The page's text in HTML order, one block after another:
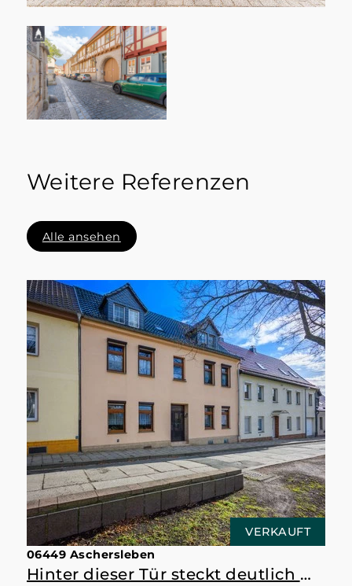
Weitere Referenzen
Alle ansehen
VERKAUFT
06449 Aschersleben
Hinter dieser Tür steckt deutlich mehr als erwartet